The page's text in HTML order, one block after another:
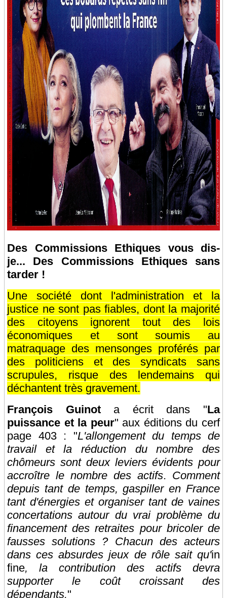
Des Commissions Ethiques vous dis-
je... Des Commissions Ethiques sans
tarder !
Une société dont l'administration et la
justice ne sont pas fiables, dont la majorité
des citoyens ignorent tout des lois
économiques et sont soumis au
matraquage des mensonges proférés par
des politiciens et des syndicats sans
scrupules, risque des lendemains qui
déchantent très gravement.
François Guinot a écrit dans "La
puissance et la peur" aux éditions du cerf
page 403 : "L'allongement du temps de
travail et la réduction du nombre des
chômeurs sont deux leviers évidents pour
accroître le nombre des actifs. Comment
depuis tant de temps, gaspiller en France
tant d'énergies et organiser tant de vaines
concertations autour du vrai problème du
financement des retraites pour bricoler de
fausses solutions ? Chacun des acteurs
dans ces absurdes jeux de rôle sait qu'in
fine, la contribution des actifs devra
supporter le coût croissant des
dépendants."